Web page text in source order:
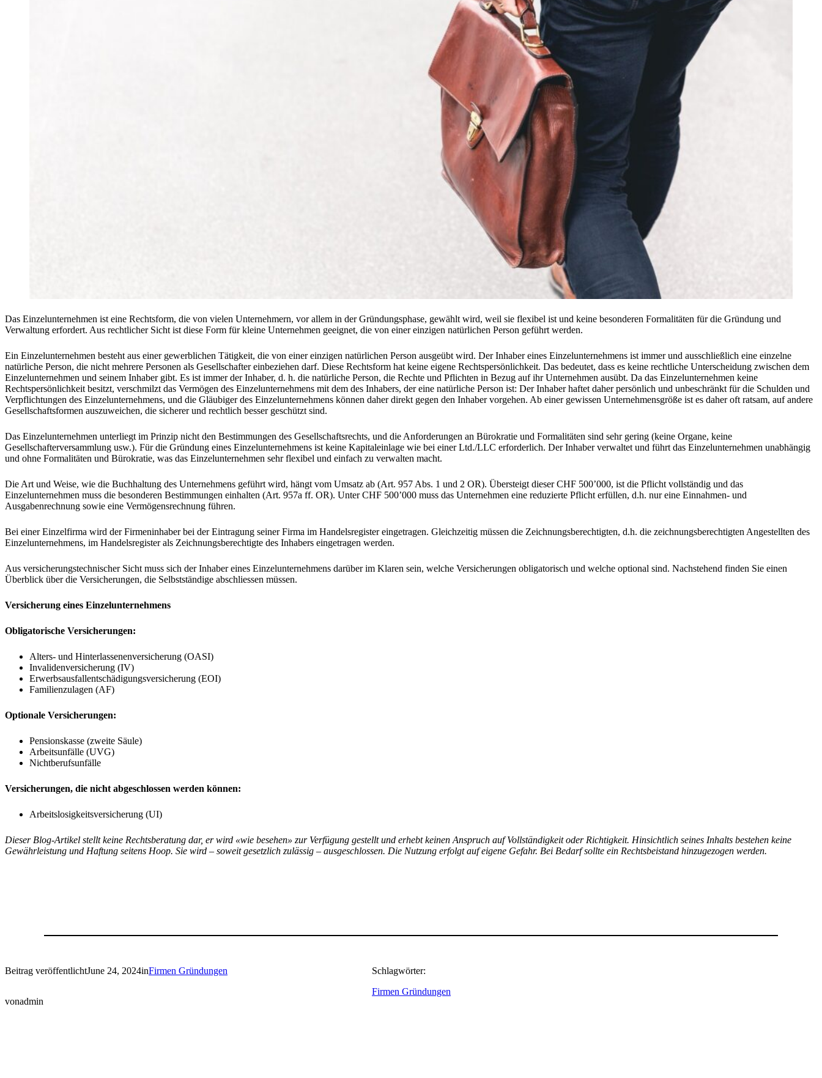
Das Einzelunternehmen ist eine Rechtsform, die von vielen Unternehmern, vor allem in der Gründungsphase, gewählt wird, weil sie flexibel ist und keine besonderen Formalitäten für die Gründung und
Verwaltung erfordert. Aus rechtlicher Sicht ist diese Form für kleine Unternehmen geeignet, die von einer einzigen natürlichen Person geführt werden.
Ein Einzelunternehmen besteht aus einer gewerblichen Tätigkeit, die von einer einzigen natürlichen Person ausgeübt wird. Der Inhaber eines Einzelunternehmens ist immer und ausschließlich eine einzelne
natürliche Person, die nicht mehrere Personen als Gesellschafter einbeziehen darf. Diese Rechtsform hat keine eigene Rechtspersönlichkeit. Das bedeutet, dass es keine rechtliche Unterscheidung zwischen dem
Einzelunternehmen und seinem Inhaber gibt. Es ist immer der Inhaber, d. h. die natürliche Person, die Rechte und Pflichten in Bezug auf ihr Unternehmen ausübt. Da das Einzelunternehmen keine
Rechtspersönlichkeit besitzt, verschmilzt das Vermögen des Einzelunternehmens mit dem des Inhabers, der eine natürliche Person ist: Der Inhaber haftet daher persönlich und unbeschränkt für die Schulden und
Verpflichtungen des Einzelunternehmens, und die Gläubiger des Einzelunternehmens können daher direkt gegen den Inhaber vorgehen. Ab einer gewissen Unternehmensgröße ist es daher oft ratsam, auf andere
Gesellschaftsformen auszuweichen, die sicherer und rechtlich besser geschützt sind.
Das Einzelunternehmen unterliegt im Prinzip nicht den Bestimmungen des Gesellschaftsrechts, und die Anforderungen an Bürokratie und Formalitäten sind sehr gering (keine Organe, keine
Gesellschafterversammlung usw.). Für die Gründung eines Einzelunternehmens ist keine Kapitaleinlage wie bei einer Ltd./LLC erforderlich. Der Inhaber verwaltet und führt das Einzelunternehmen unabhängig
und ohne Formalitäten und Bürokratie, was das Einzelunternehmen sehr flexibel und einfach zu verwalten macht.
Die Art und Weise, wie die Buchhaltung des Unternehmens geführt wird, hängt vom Umsatz ab (Art. 957 Abs. 1 und 2 OR). Übersteigt dieser CHF 500’000, ist die Pflicht vollständig und das
Einzelunternehmen muss die besonderen Bestimmungen einhalten (Art. 957a ff. OR). Unter CHF 500’000 muss das Unternehmen eine reduzierte Pflicht erfüllen, d.h. nur eine Einnahmen- und
Ausgabenrechnung sowie eine Vermögensrechnung führen.
Bei einer Einzelfirma wird der Firmeninhaber bei der Eintragung seiner Firma im Handelsregister eingetragen. Gleichzeitig müssen die Zeichnungsberechtigten, d.h. die zeichnungsberechtigten Angestellten des
Einzelunternehmens, im Handelsregister als Zeichnungsberechtigte des Inhabers eingetragen werden.
Aus versicherungstechnischer Sicht muss sich der Inhaber eines Einzelunternehmens darüber im Klaren sein, welche Versicherungen obligatorisch und welche optional sind. Nachstehend finden Sie einen
Überblick über die Versicherungen, die Selbstständige abschliessen müssen.
Versicherung eines Einzelunternehmens
Obligatorische Versicherungen:
Alters- und Hinterlassenenversicherung (OASI)
Invalidenversicherung (IV)
Erwerbsausfallentschädigungsversicherung (EOI)
Familienzulagen (AF)
Optionale Versicherungen:
Pensionskasse (zweite Säule)
Arbeitsunfälle (UVG)
Nichtberufsunfälle
Versicherungen, die nicht abgeschlossen werden können:
Arbeitslosigkeitsversicherung (UI)
Dieser Blog-Artikel stellt keine Rechtsberatung dar, er wird «wie besehen» zur Verfügung gestellt und erhebt keinen Anspruch auf Vollständigkeit oder Richtigkeit. Hinsichtlich seines Inhalts bestehen keine
Gewährleistung und Haftung seitens Hoop. Sie wird – soweit gesetzlich zulässig – ausgeschlossen. Die Nutzung erfolgt auf eigene Gefahr. Bei Bedarf sollte ein Rechtsbeistand hinzugezogen werden.
Beitrag veröffentlichtJune 24, 2024inFirmen Gründungen
vonadmin
Schlagwörter:
Firmen Gründungen